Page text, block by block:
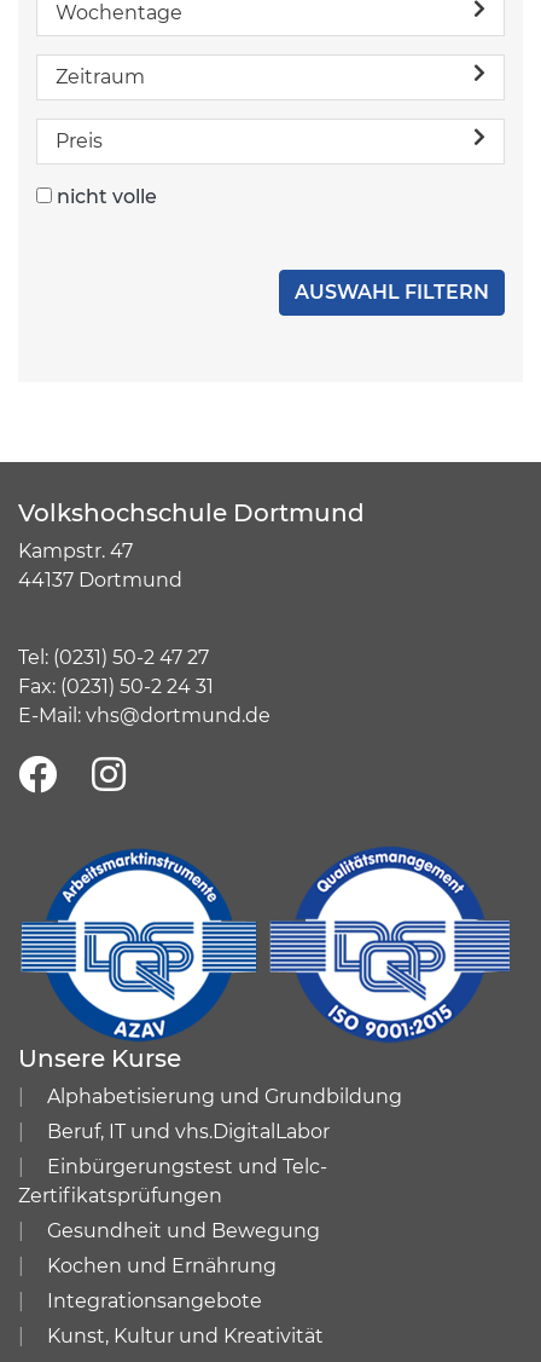
Wochentage
Zeitraum
Preis
nicht volle
Volkshochschule Dortmund
Kampstr. 47
44137 Dortmund
Tel: (0231) 50-2 47 27
Fax: (0231) 50-2 24 31
E-Mail: vhs@dortmund.de
Unsere Kurse
Alphabetisierung und Grundbildung
Beruf, IT und vhs.DigitalLabor
Einbürgerungstest und Telc-
Zertifikatsprüfungen
Gesundheit und Bewegung
Kochen und Ernährung
Integrationsangebote
Kunst, Kultur und Kreativität